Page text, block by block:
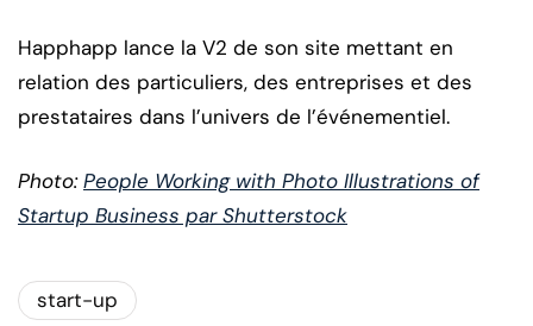
Happhapp lance la V2 de son site mettant en
relation des particuliers, des entreprises et des
prestataires dans l’univers de l’événementiel.
Photo:People Working with Photo Illustrations of
Startup Business par Shutterstock
start-up